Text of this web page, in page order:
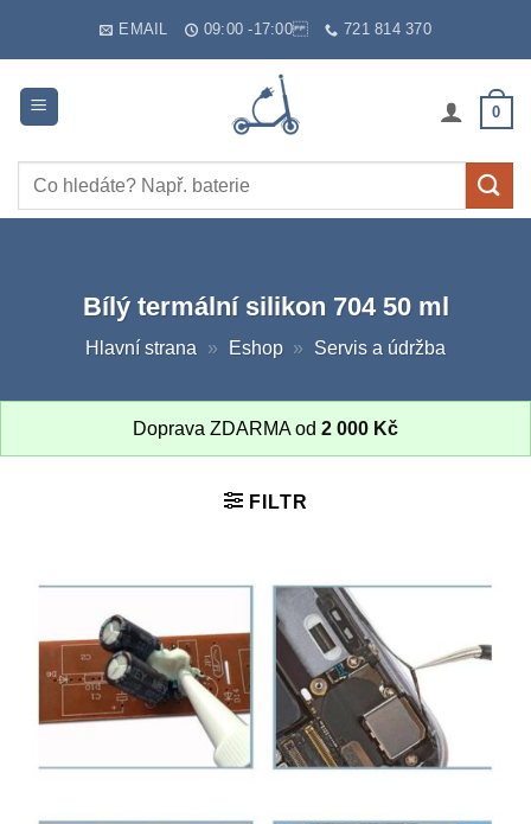
EMAIL 09:00 -17:00 721 814 370
0
Hledat:
Bílý termální silikon 704 50 ml
Hlavní strana » Eshop » Servis a údržba
Doprava ZDARMA od 2 000 Kč
FILTR